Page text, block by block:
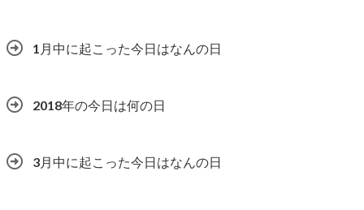
1月中に起こった今日はなんの日
2018年の今日は何の日
3月中に起こった今日はなんの日